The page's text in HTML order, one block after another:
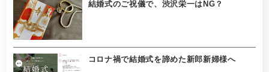
結婚式のご祝儀で、渋沢栄一はNG？
コロナ禍で結婚式を諦めた新郎新婦様へ